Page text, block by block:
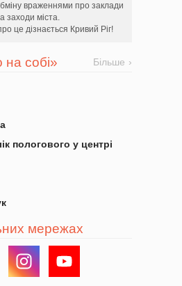
враженнями про заклади
заходи міста.
це дізнається Кривий Ріг!
на собі» Більше
пологового у центрі
мережах